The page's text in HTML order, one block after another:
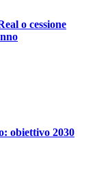
o cessione
obiettivo 2030